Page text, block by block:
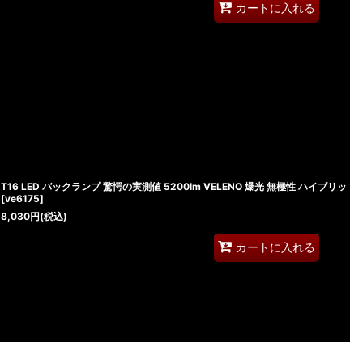
カートに入れる
T16 LED バックランプ 驚愕の実測値 5200lm VELENO 爆光 無極性 ハイブリッ
[ve6175]
8,030円(税込)
カートに入れる